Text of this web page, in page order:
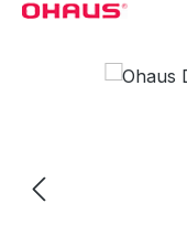
Bildergalerie